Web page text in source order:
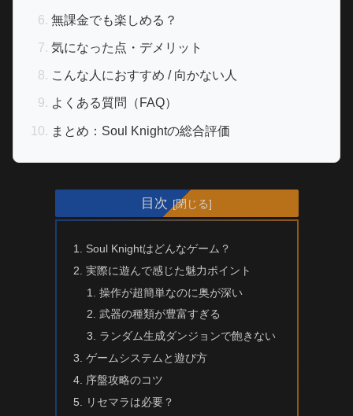
無課金でも楽しめる？
気になった点・デメリット
こんな人におすすめ / 向かない人
よくある質問（FAQ）
まとめ：Soul Knightの総合評価
目次
Soul Knightはどんなゲーム？
実際に遊んで感じた魅力ポイント
操作が超簡単なのに奥が深い
武器の種類が豊富すぎる
ランダム生成ダンジョンで飽きない
ゲームシステムと遊び方
序盤攻略のコツ
リセマラは必要？